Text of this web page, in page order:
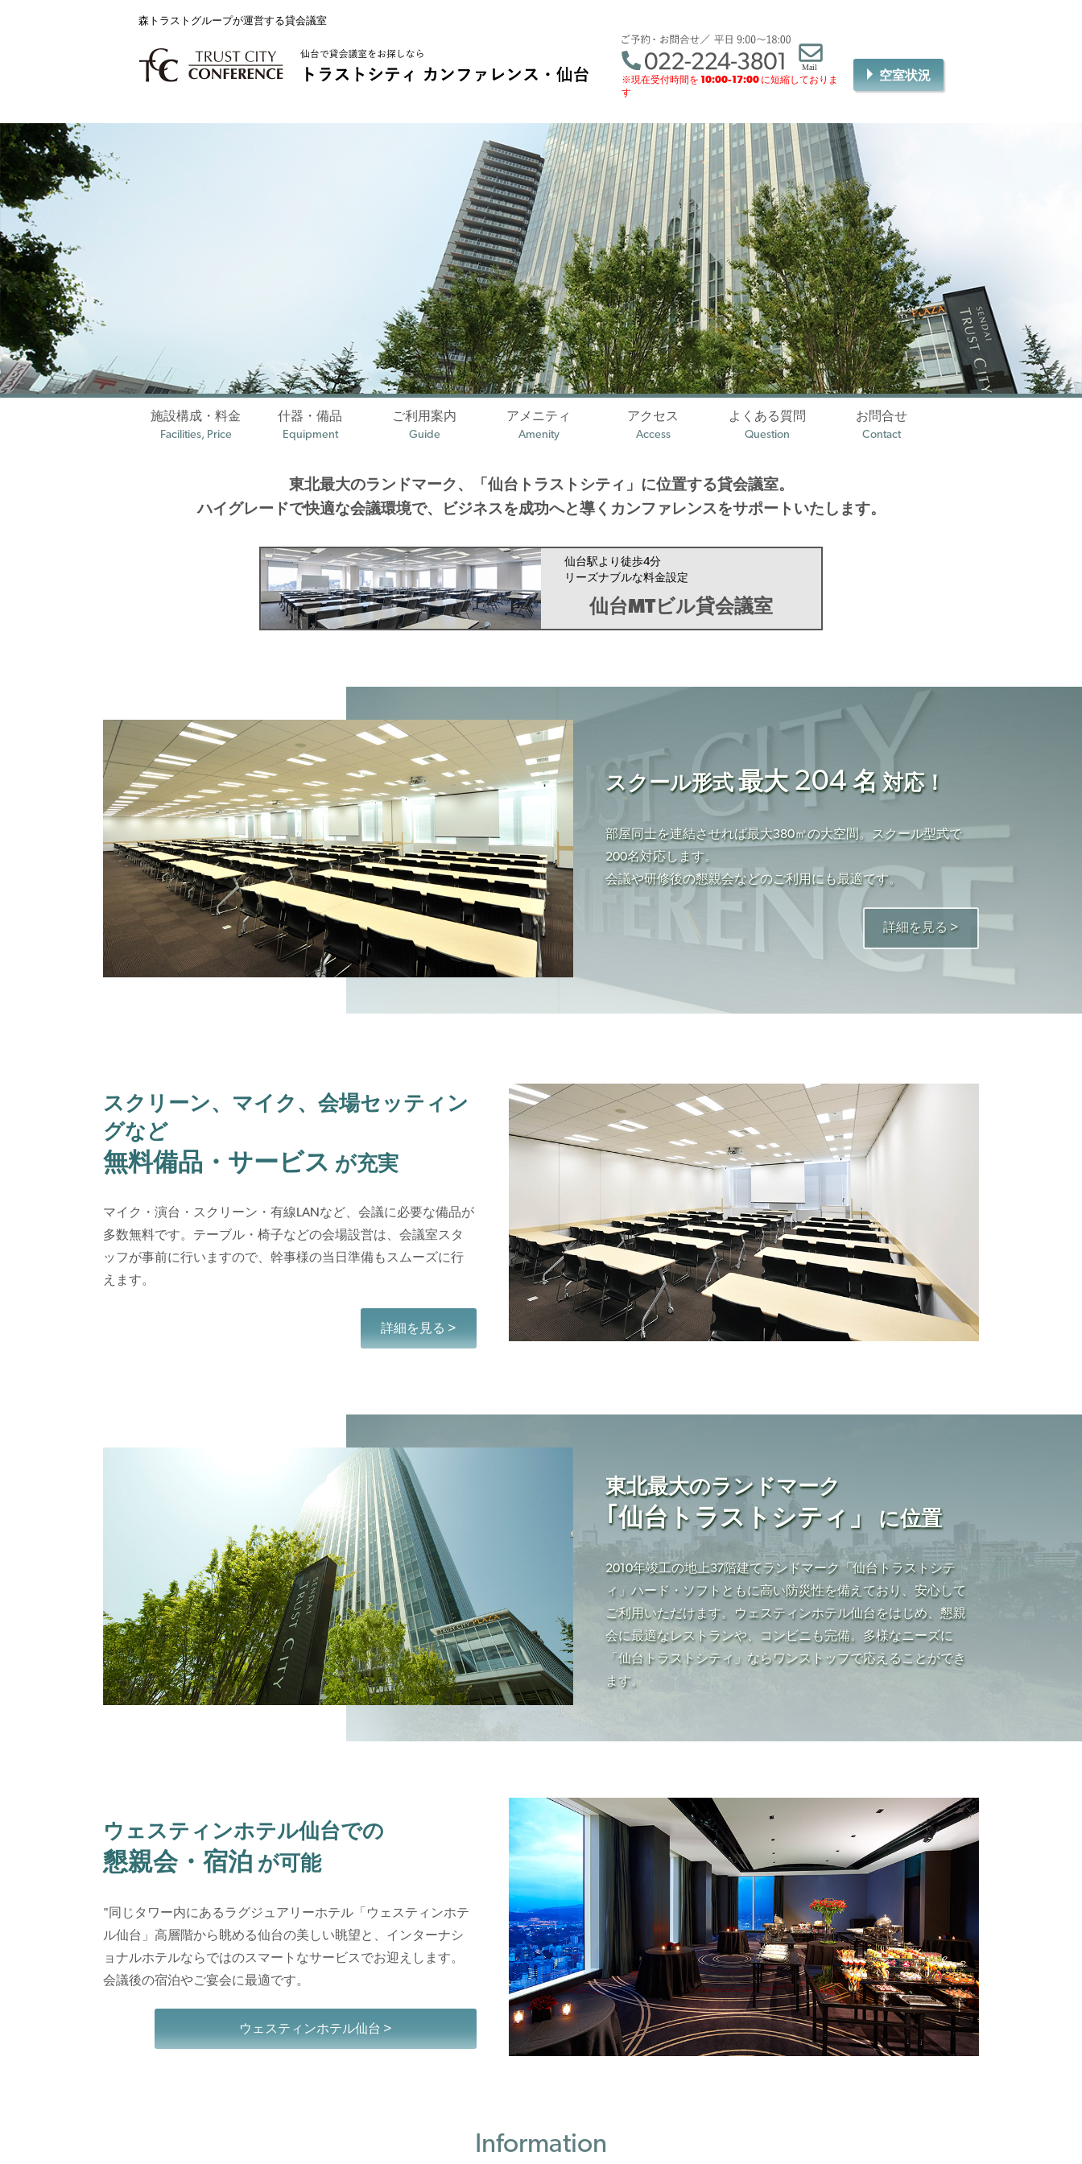
森トラストグループが運営する貸会議室
※現在受付時間を 10:00-17:00 に短縮しておりま
す
空室状況
施設構成・料金
Facilities, Price
什器・備品
Equipment
ご利用案内
Guide
アメニティ
Amenity
アクセス
Access
よくある質問
Question
お問合せ
Contact
東北最大のランドマーク、「仙台トラストシティ」に位置する貸会議室。
ハイグレードで快適な会議環境で、ビジネスを成功へと導くカンファレンスをサポートいたします。
仙台駅より徒歩4分
リーズナブルな料金設定
仙台MTビル貸会議室
スクール形式 最大 204 名 対応！
部屋同士を連結させれば最大380㎡の大空間。スクール型式で
200名対応します。
会議や研修後の懇親会などのご利用にも最適です。
詳細を見る >
スクリーン、マイク、会場セッティン
グなど
無料備品・サービス が充実
マイク・演台・スクリーン・有線LANなど、会議に必要な備品が
多数無料です。テーブル・椅子などの会場設営は、会議室スタ
ッフが事前に行いますので、幹事様の当日準備もスムーズに行
えます。
詳細を見る >
東北最大のランドマーク
｢仙台トラストシティ」 に位置
2010年竣工の地上37階建てランドマーク「仙台トラストシテ
ィ」ハード・ソフトともに高い防災性を備えており、安心して
ご利用いただけます。ウェスティンホテル仙台をはじめ、懇親
会に最適なレストランや、コンビニも完備。多様なニーズに
「仙台トラストシティ」ならワンストップで応えることができ
ます。
ウェスティンホテル仙台での
懇親会・宿泊 が可能
"同じタワー内にあるラグジュアリーホテル「ウェスティンホテ
ル仙台」高層階から眺める仙台の美しい眺望と、インターナシ
ョナルホテルならではのスマートなサービスでお迎えします。
会議後の宿泊やご宴会に最適です。
ウェスティンホテル仙台 >
Information